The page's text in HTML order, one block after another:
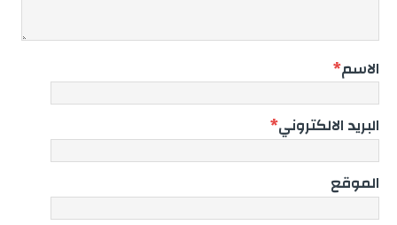
الاسم*
البريد الالكتروني*
الموقع